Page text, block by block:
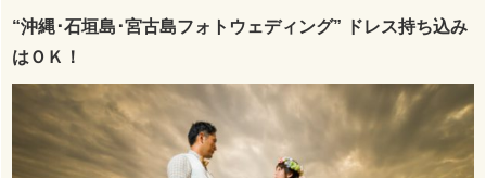
“沖縄･石垣島･宮古島フォトウェディング” ドレス持ち込み
はＯＫ！